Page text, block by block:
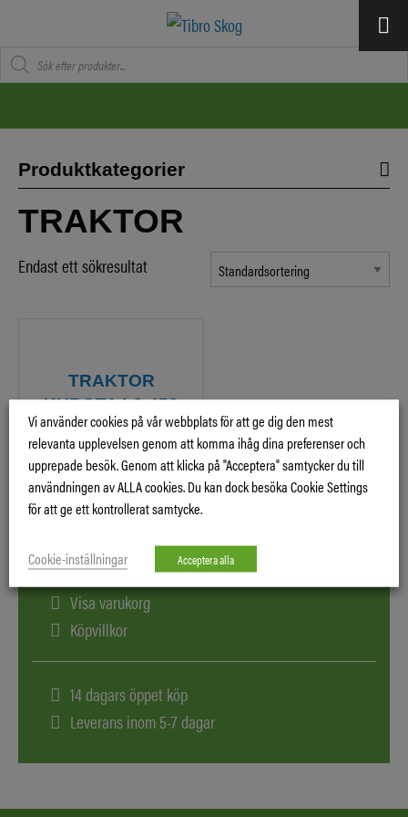
Produktsökning
Produktkategorier
TRAKTOR
Endast ett sökresultat
TRAKTOR
KUBOTA L2-452
Ring oss för pris
Logga in
Visa varukorg
Köpvillkor
14 dagars öppet köp
Leverans inom 5-7 dagar
Vi använder cookies på vår webbplats för att ge dig den mest
relevanta upplevelsen genom att komma ihåg dina preferenser och
upprepade besök. Genom att klicka på "Acceptera" samtycker du till
användningen av ALLA cookies. Du kan dock besöka Cookie Settings
för att ge ett kontrollerat samtycke.
Cookie-inställningar Acceptera alla